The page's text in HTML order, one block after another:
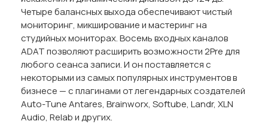
Четыре балансных выхода обеспечивают чистый
мониторинг, микширование и мастеринг на
студийных мониторах. Восемь входных каналов
ADAT позволяют расширить возможности 2Pre для
любого сеанса записи. И он поставляется с
некоторыми из самых популярных инструментов в
бизнесе — с плагинами от легендарных создателей
Auto-Tune Antares, Brainworx, Softube, Landr, XLN
Audio, Relab и других.